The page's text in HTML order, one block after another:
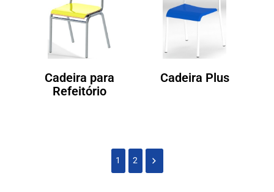
Cadeira para
Refeitório
Cadeira Plus
1 2